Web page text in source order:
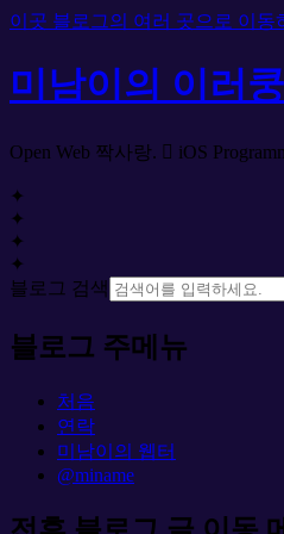
이곳 블로그의 여러 곳으로 이
미남이의 이러
Open Web 짝사랑.  iOS
✦
✦
✦
✦
블로그 검색
블로그 주메뉴
처음
연락
미남이의 웹터
@miname